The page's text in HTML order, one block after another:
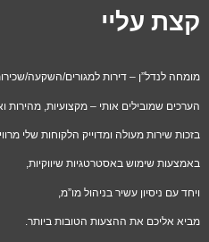
קצת עליי
מומחה לנדל”ן – דירות למגורים/השקעה/
הערכים שמובילים אותי – מקצועיות, מהירות
בזכות שירות מעולה ומדוייק הלקוחות שלי
באמצעות שימוש באסטרטגיות שיווקיות,
ויחד עם ניסיון עשיר בניהול מו”מ,
מביא אליכם את ההצעות הטובות ביותר.